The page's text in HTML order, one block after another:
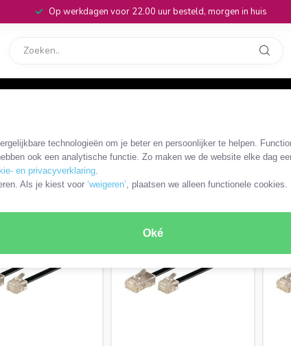
technologieën om je beter en persoonlijker te helpen.
ook een analytische functie. Zo maken we de website elke dag
en privacyverklaring.
Als je kiest voor ‘weigeren’, plaatsen we alleen functionele cookies.
Oké
Op werkdagen voor 22.00 uur besteld, morgen in huis